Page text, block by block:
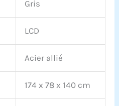
Gris
LCD
Acier allié
174 x 78 x 140 cm